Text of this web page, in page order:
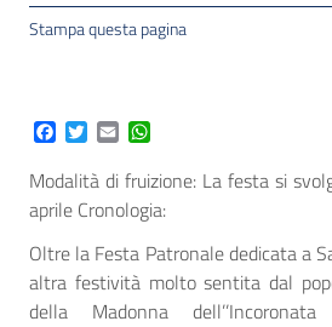
Stampa questa pagina
Facebook
Twitter
Email
Modalità di fruizione: La festa si
aprile Cronologia:
Oltre la Festa Patronale dedicata a
altra festività molto sentita dal
della Madonna